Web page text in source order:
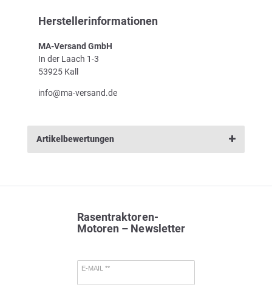
Herstellerinformationen
MA-Versand GmbH
In der Laach 1-3
53925 Kall
info@ma-versand.de
Artikelbewertungen
Rasentraktoren-
Motoren – Newsletter
E-MAIL **